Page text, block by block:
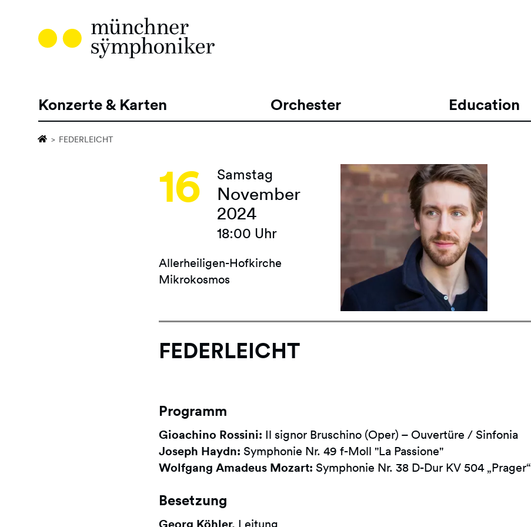
Hauptnavigation
Konzerte & Karten Orchester Education
FEDERLEICHT
16 Samstag
November
2024
18:00 Uhr
Allerheiligen-Hofkirche
Mikrokosmos
FEDERLEICHT
Programm
Gioachino Rossini: Il signor Bruschino (Oper) – Ouvertüre / Sinfonia
Joseph Haydn: Symphonie Nr. 49 f-Moll "La Passione"
Wolfgang Amadeus Mozart: Symphonie Nr. 38 D-Dur KV 504 „Prager“
Besetzung
Leitung